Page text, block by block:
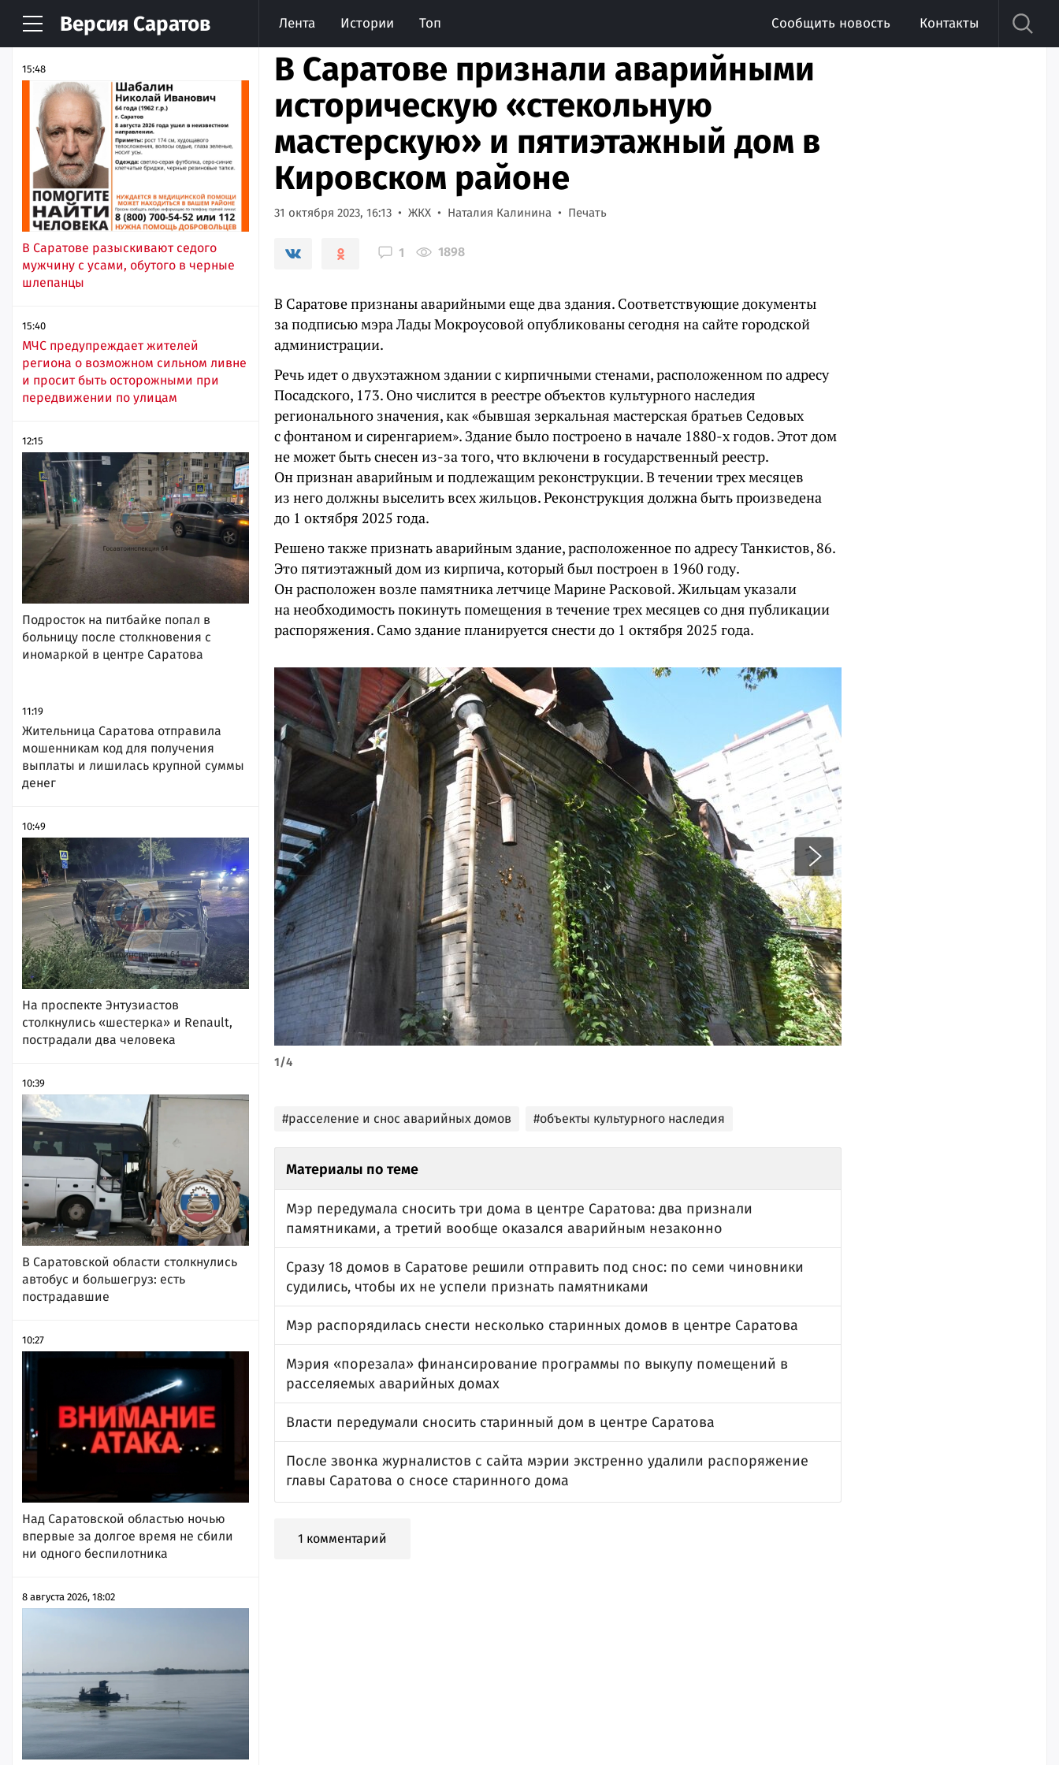
Версия Саратов Лента Истории Топ Сообщить новость Контакты
НОВОСТИ АРХИВ
15:48
В Саратове разыскивают седого
мужчину с усами, обутого в черные
шлепанцы
15:40
МЧС предупреждает жителей
региона о возможном сильном ливне
и просит быть осторожными при
передвижении по улицам
12:15
Подросток на питбайке попал в
больницу после столкновения с
иномаркой в центре Саратова
11:19
Жительница Саратова отправила
мошенникам код для получения
выплаты и лишилась крупной суммы
денег
10:49
На проспекте Энтузиастов
столкнулись «шестерка» и Renault,
пострадали два человека
10:39
В Саратовской области столкнулись
автобус и большегруз: есть
пострадавшие
10:27
Над Саратовской областью ночью
впервые за долгое время не сбили
ни одного беспилотника
8 августа 2026, 18:02
В Саратове признали аварийными
историческую «стекольную
мастерскую» и пятиэтажный дом в
Кировском районе
31 октября 2023, 16:13 ЖКХ Наталия Калинина Печать
1 1898
В Саратове признаны аварийными еще два здания. Соответствующие документы
за подписью мэра Лады Мокроусовой опубликованы сегодня на сайте городской
администрации.
Речь идет о двухэтажном здании с кирпичными стенами, расположенном по адресу
Посадского, 173. Оно числится в реестре объектов культурного наследия
регионального значения, как «бывшая зеркальная мастерская братьев Седовых
с фонтаном и сиренгарием». Здание было построено в начале 1880-х годов. Этот дом
не может быть снесен из-за того, что включени в государственный реестр.
Он признан аварийным и подлежащим реконструкции. В течении трех месяцев
из него должны выселить всех жильцов. Реконструкция должна быть произведена
до 1 октября 2025 года.
Решено также признать аварийным здание, расположенное по адресу Танкистов, 86.
Это пятиэтажный дом из кирпича, который был построен в 1960 году.
Он расположен возле памятника летчице Марине Расковой. Жильцам указали
на необходимость покинуть помещения в течение трех месяцев со дня публикации
распоряжения. Само здание планируется снести до 1 октября 2025 года.
1/4
#расселение и снос аварийных домов #объекты культурного наследия
Материалы по теме
Мэр передумала сносить три дома в центре Саратова: два признали
памятниками, а третий вообще оказался аварийным незаконно
Сразу 18 домов в Саратове решили отправить под снос: по семи чиновники
судились, чтобы их не успели признать памятниками
Мэр распорядилась снести несколько старинных домов в центре Саратова
Мэрия «порезала» финансирование программы по выкупу помещений в
расселяемых аварийных домах
Власти передумали сносить старинный дом в центре Саратова
После звонка журналистов с сайта мэрии экстренно удалили распоряжение
главы Саратова о сносе старинного дома
1 комментарий